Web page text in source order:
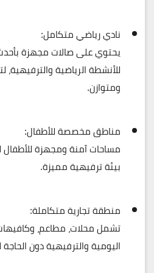
نادي رياضي متكامل:
يحتوي على صالات مجهزة
للأنشطة الرياضية والترفيهية،
ومتوازن.
مناطق مخصصة للأطفال:
مساحات آمنة ومجهزة
بيئة ترفيهية مميزة.
منطقة تجارية متكاملة:
تشمل محلات، مطاعم، وكافيهات
اليومية والترفيهيةدون